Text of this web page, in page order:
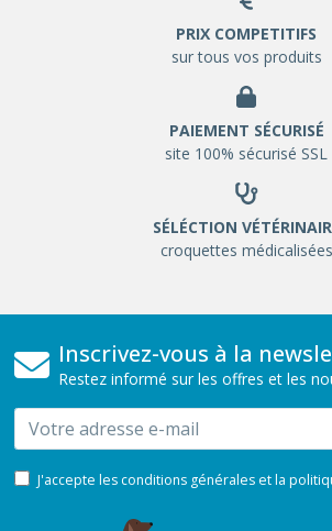
PRIX COMPETITIFS
sur tous vos produits
PAIEMENT SÉCURISÉ
site 100% sécurisé SSL
SÉLÉCTION
croquettes médicalisées
Inscrivez-vous à la
Restez informé sur les offres et les
Email
J'accepte les conditions générales et la